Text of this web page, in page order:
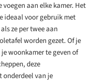
aan elke kamer. Het
ideaal voor gebruik met
ze per twee aan
worden gezet. Of je
woonkamer te geven of
deze
onderdeel van je